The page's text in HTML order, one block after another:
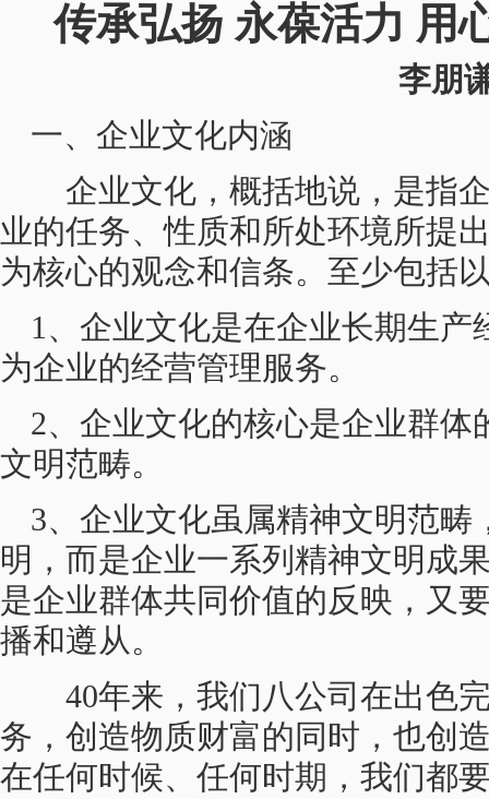
传承弘扬 永葆活力 用
李朋
一、企业文化内涵
企业文化，概括地说，是指
业的任务、性质和所处环境所提
为核心的观念和信条。至少包括
1、企业文化是在企业长期生
为企业的经营管理服务。
2、企业文化的核心是企业群体
文明范畴。
3、企业文化虽属精神文明范畴
明，而是企业一系列精神文明成
是企业群体共同价值的反映，又
播和遵从。
40年来，我们八公司在出色
务，创造物质财富的同时，也创
在任何时候、任何时期，我们都